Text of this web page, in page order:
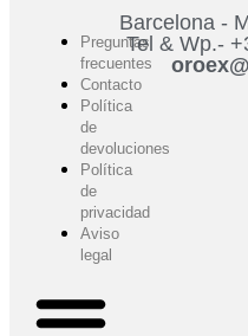
Preguntas
frecuentes
Contacto
Política
de
devoluciones
Política
de
privacidad
Aviso
legal
Barcelona -
Tel & Wp.-